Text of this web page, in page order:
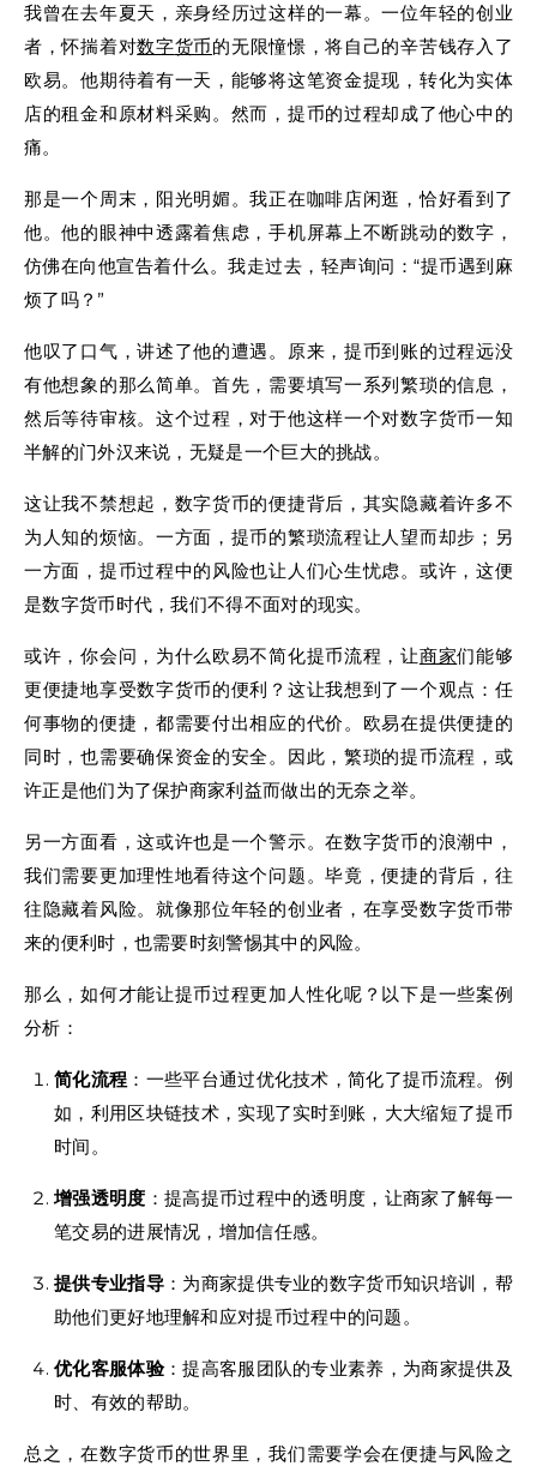
我曾在去年夏天，亲身经历过这样的一幕。一位年轻的创业
者，怀揣着对数字货币的无限憧憬，将自己的辛苦钱存入了
欧易。他期待着有一天，能够将这笔资金提现，转化为实体
店的租金和原材料采购。然而，提币的过程却成了他心中的
痛。
那是一个周末，阳光明媚。我正在咖啡店闲逛，恰好看到了
他。他的眼神中透露着焦虑，手机屏幕上不断跳动的数字，
仿佛在向他宣告着什么。我走过去，轻声询问：“提币遇到麻
烦了吗？”
他叹了口气，讲述了他的遭遇。原来，提币到账的过程远没
有他想象的那么简单。首先，需要填写一系列繁琐的信息，
然后等待审核。这个过程，对于他这样一个对数字货币一知
半解的门外汉来说，无疑是一个巨大的挑战。
这让我不禁想起，数字货币的便捷背后，其实隐藏着许多不
为人知的烦恼。一方面，提币的繁琐流程让人望而却步；另
一方面，提币过程中的风险也让人们心生忧虑。或许，这便
是数字货币时代，我们不得不面对的现实。
或许，你会问，为什么欧易不简化提币流程，让商家们能够
更便捷地享受数字货币的便利？这让我想到了一个观点：任
何事物的便捷，都需要付出相应的代价。欧易在提供便捷的
同时，也需要确保资金的安全。因此，繁琐的提币流程，或
许正是他们为了保护商家利益而做出的无奈之举。
另一方面看，这或许也是一个警示。在数字货币的浪潮中，
我们需要更加理性地看待这个问题。毕竟，便捷的背后，往
往隐藏着风险。就像那位年轻的创业者，在享受数字货币带
来的便利时，也需要时刻警惕其中的风险。
那么，如何才能让提币过程更加人性化呢？以下是一些案例
分析：
简化流程 ：一些平台通过优化技术，简化了提币流程。例
如，利用区块链技术，实现了实时到账，大大缩短了提币
时间。
增强透明度 ：提高提币过程中的透明度，让商家了解每一
笔交易的进展情况，增加信任感。
提供专业指导：为商家提供专业的数字货币知识培训，帮
助他们更好地理解和应对提币过程中的问题。
优化客服体验：提高客服团队的专业素养，为商家提供及
时、有效的帮助。
总之，在数字货币的世界里，我们需要学会在便捷与风险之